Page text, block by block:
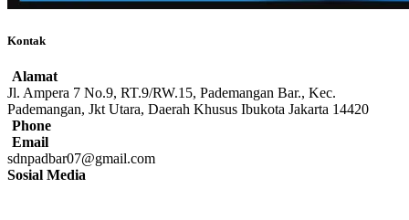
Kontak
Alamat
Jl. Ampera 7 No.9, RT.9/RW.15, Pademangan Bar., Kec.
Pademangan, Jkt Utara, Daerah Khusus Ibukota Jakarta 14420
Phone
Email
sdnpadbar07@gmail.com
Sosial Media